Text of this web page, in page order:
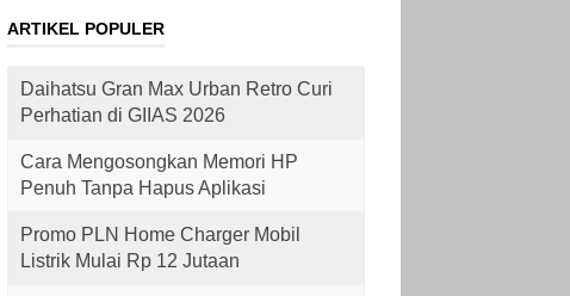
ARTIKEL POPULER
Daihatsu Gran Max Urban Retro Curi
Perhatian di GIIAS 2026
Cara Mengosongkan Memori HP
Penuh Tanpa Hapus Aplikasi
Promo PLN Home Charger Mobil
Listrik Mulai Rp 12 Jutaan